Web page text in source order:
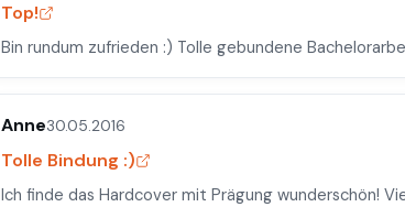
Top!
Bin rundum zufrieden :) Tolle gebundene
Anne30.05.2016
Tolle Bindung :)
Ich finde das Hardcover mit Prägung wunderschön!